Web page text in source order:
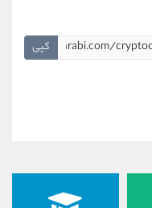
کپی